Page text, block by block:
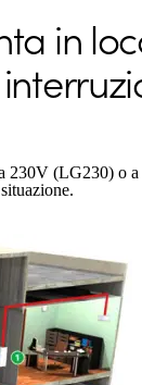
in
230V (LG230)